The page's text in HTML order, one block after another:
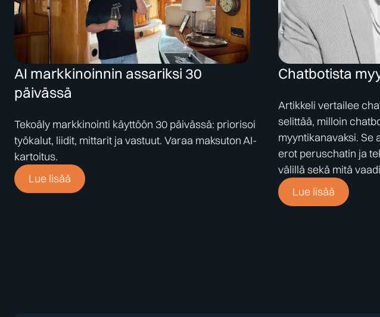
AI markkinoinnin assariksi 30
päivässä
Tekoäly markkinointi käyttöön 30 päivässä: priorisoi
työkalut, liidit, mittarit ja vastuut. Varaa maksuton AI-
kartoitus.
Lue lisää
Chatbotista
Artikkeli vertailee
selittää, milloin
myyntikanavaksi. Se
erot peruschatin ja
välillä sekä mitä
Lue lisää